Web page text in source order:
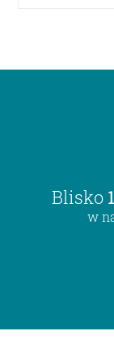
Blisko
w